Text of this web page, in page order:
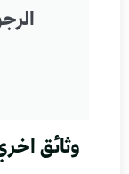
وثائق